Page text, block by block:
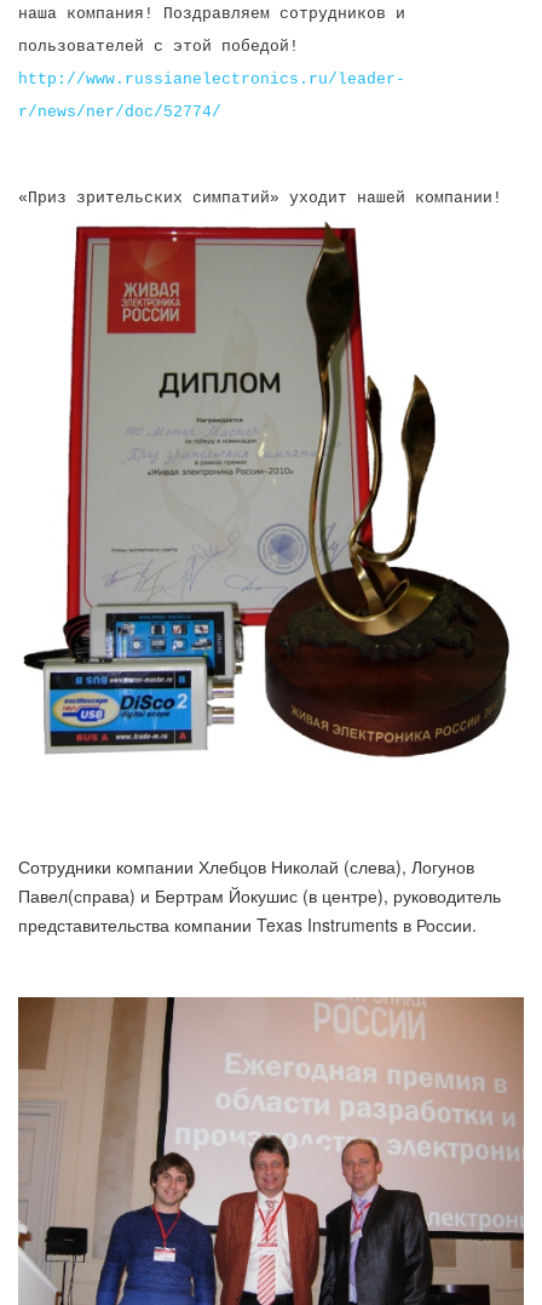
наша компания! Поздравляем сотрудников и
пользователей с этой победой!
http://www.russianelectronics.ru/leader-
r/news/ner/doc/52774/
«Приз зрительских симпатий» уходит нашей компании!
Сотрудники компании Хлебцов Николай (слева), Логунов
Павел(справа) и Бертрам Йокушис (в центре), руководитель
представительства компании Texas Instruments в России.